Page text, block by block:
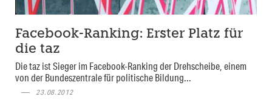
Facebook-Ranking: Erster Platz für
die taz
Die taz ist Sieger im Facebook-Ranking der Drehscheibe, einem
von der Bundeszentrale für politische Bildung...
23.08.2012